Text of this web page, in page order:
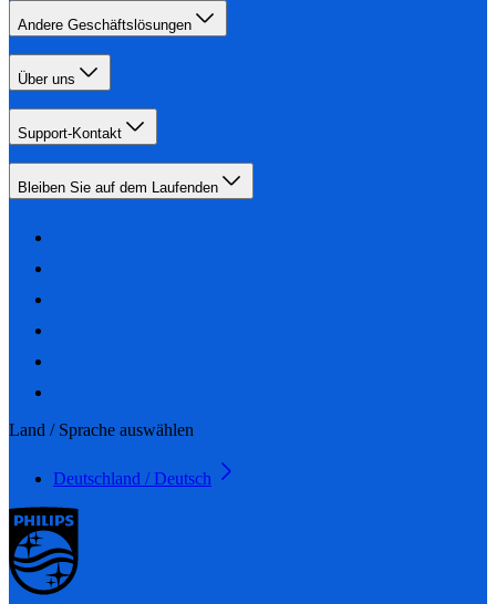
Andere Geschäftslösungen
Über uns
Support-Kontakt
Bleiben Sie auf dem Laufenden
Land / Sprache auswählen
Deutschland / Deutsch